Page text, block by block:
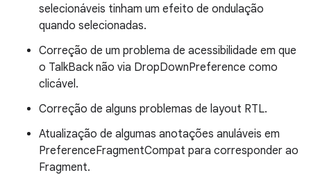
selecionáveis tinham um efeito de ondulação
quando selecionadas.
Correção de um problema de acessibilidade em que
o TalkBack não via DropDownPreference como
clicável.
Correção de alguns problemas de layout RTL.
Atualização de algumas anotações anuláveis em
PreferenceFragmentCompat para corresponder ao
Fragment.